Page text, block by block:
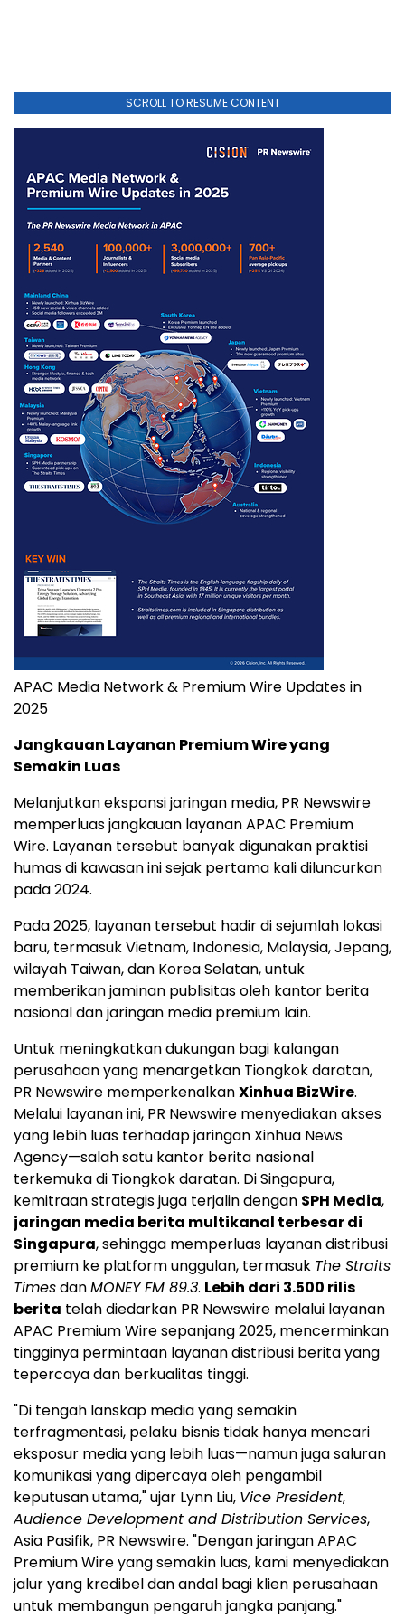
SCROLL TO RESUME CONTENT
APAC Media Network & Premium Wire Updates in
2025
Jangkauan Layanan Premium Wire yang
Semakin Luas
Melanjutkan ekspansi jaringan media, PR Newswire
memperluas jangkauan layanan APAC Premium
Wire. Layanan tersebut banyak digunakan praktisi
humas di kawasan ini sejak pertama kali diluncurkan
pada 2024.
Pada 2025, layanan tersebut hadir di sejumlah lokasi
baru, termasuk Vietnam, Indonesia, Malaysia, Jepang,
wilayah Taiwan, dan Korea Selatan, untuk
memberikan jaminan publisitas oleh kantor berita
nasional dan jaringan media premium lain.
Untuk meningkatkan dukungan bagi kalangan
perusahaan yang menargetkan Tiongkok daratan,
PR Newswire memperkenalkanXinhua BizWire.
Melalui layanan ini, PR Newswire menyediakan akses
yang lebih luas terhadap jaringan Xinhua News
Agency—salah satu kantor berita nasional
terkemuka di Tiongkok daratan. Di Singapura,
kemitraan strategis juga terjalin dengan SPH Media,
jaringan media berita multikanal terbesar di
Singapura, sehingga memperluas layanan distribusi
premium ke platform unggulan, termasuk The Straits
TimesdanMONEY FM 89.3. Lebih dari 3.500 rilis
berita telah diedarkan PR Newswire melalui layanan
APAC Premium Wire sepanjang 2025, mencerminkan
tingginya permintaan layanan distribusi berita yang
tepercaya dan berkualitas tinggi.
"Di tengah lanskap media yang semakin
terfragmentasi, pelaku bisnis tidak hanya mencari
eksposur media yang lebih luas—namun juga saluran
komunikasi yang dipercaya oleh pengambil
keputusan utama," ujar Lynn Liu, Vice President,
Audience Development and Distribution Services,
Asia Pasifik, PR Newswire. "Dengan jaringan APAC
Premium Wire yang semakin luas, kami menyediakan
jalur yang kredibel dan andal bagi klien perusahaan
untuk membangun pengaruh jangka panjang."